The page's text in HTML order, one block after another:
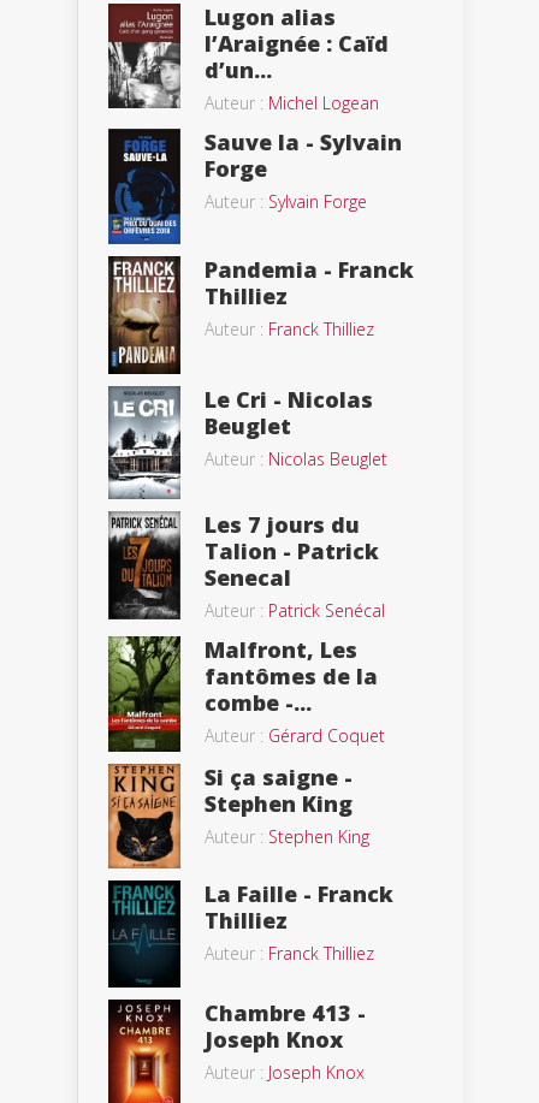
Lugon alias
l’Araignée : Caïd
d’un...
Auteur : Michel Logean
Sauve la - Sylvain
Forge
Auteur : Sylvain Forge
Pandemia - Franck
Thilliez
Auteur : Franck Thilliez
Le Cri - Nicolas
Beuglet
Auteur : Nicolas Beuglet
Les 7 jours du
Talion - Patrick
Senecal
Auteur : Patrick Senécal
Malfront, Les
fantômes de la
combe -...
Auteur : Gérard Coquet
Si ça saigne -
Stephen King
Auteur : Stephen King
La Faille - Franck
Thilliez
Auteur : Franck Thilliez
Chambre 413 -
Joseph Knox
Auteur : Joseph Knox